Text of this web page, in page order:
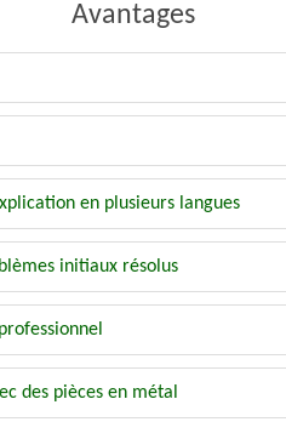
Avantages
en plusieurs langues
initiaux résolus
des pièces en métal